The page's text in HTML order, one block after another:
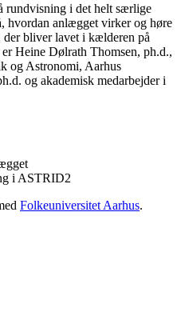
rundvisning i det helt særlige
hvordan anlægget virker og høre
der bliver lavet i kælderen på
Heine Dølrath Thomsen, ph.d.,
og Astronomi, Aarhus
og akademisk medarbejder i
i ASTRID2
Folkeuniversitet Aarhus.